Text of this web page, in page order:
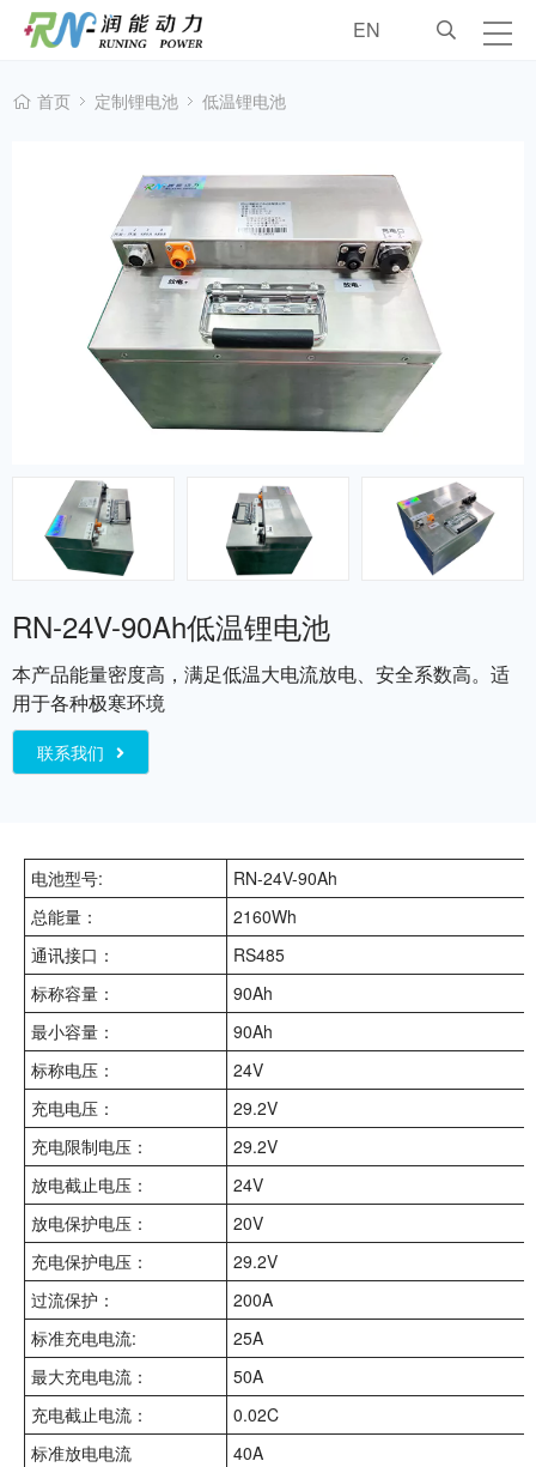
润能动力
车辆锂电池
定制锂电池
配件
销售服务
联系我们
EN
首页 定制锂电池 低温锂电池
RN-24V-90Ah低温锂电池
本产品能量密度高，满足低温大电流放电、安全系数高。适
用于各种极寒环境
联系我们
电池型号:
RN-24V-90Ah
总能量：
2160Wh
通讯接口：
RS485
标称容量：
90Ah
最小容量：
90Ah
标称电压：
24V
充电电压：
29.2V
充电限制电压：
29.2V
放电截止电压：
24V
放电保护电压：
20V
充电保护电压：
29.2V
过流保护：
200A
标准充电电流:
25A
最大充电电流：
50A
充电截止电流：
0.02C
标准放电电流
40A